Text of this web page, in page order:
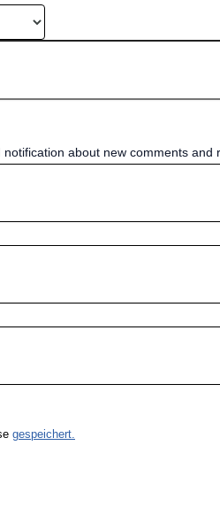
about new comments and
gespeichert.